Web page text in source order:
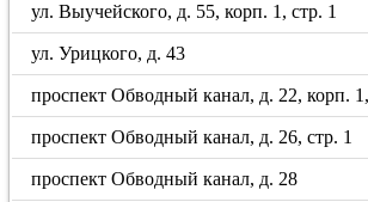
ул. Выучейского, д. 55, корп. 1, стр. 1
ул. Урицкого, д. 43
проспект Обводный канал, д. 22, корп. 1,
проспект Обводный канал, д. 26, стр. 1
проспект Обводный канал, д. 28